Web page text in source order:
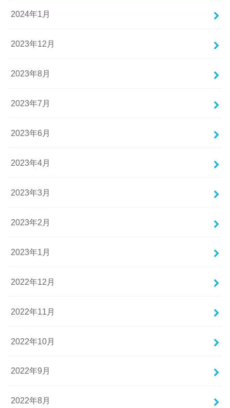
2024年1月
2023年12月
2023年8月
2023年7月
2023年6月
2023年4月
2023年3月
2023年2月
2023年1月
2022年12月
2022年11月
2022年10月
2022年9月
2022年8月